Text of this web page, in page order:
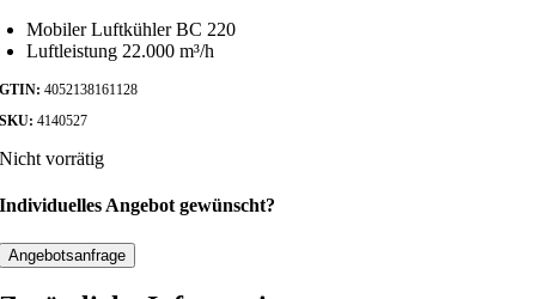
Mobiler Luftkühler BC 220
Luftleistung 22.000 m³/h
GTIN: 4052138161128
SKU: 4140527
Nicht vorrätig
Individuelles Angebot gewünscht?
Angebotsanfrage